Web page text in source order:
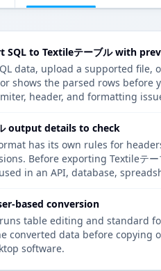
SQL to Textileテーブル with
data, upload a supported file,
shows the parsed rows before
header, and formatting
output details to check
has its own rules for
Before exporting Textileテ
in an API, database,
based conversion
table editing and standard
converted data before copying
software.